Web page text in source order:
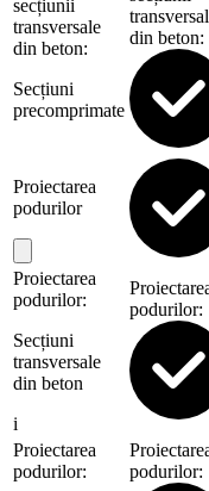
secțiunii
transversale
din beton:
Secțiuni
precomprimate
din beton:
Proiectarea
podurilor
Proiectarea
podurilor:
Secțiuni
transversale
din beton
i
podurilor:
Proiectarea
podurilor:
podurilor: